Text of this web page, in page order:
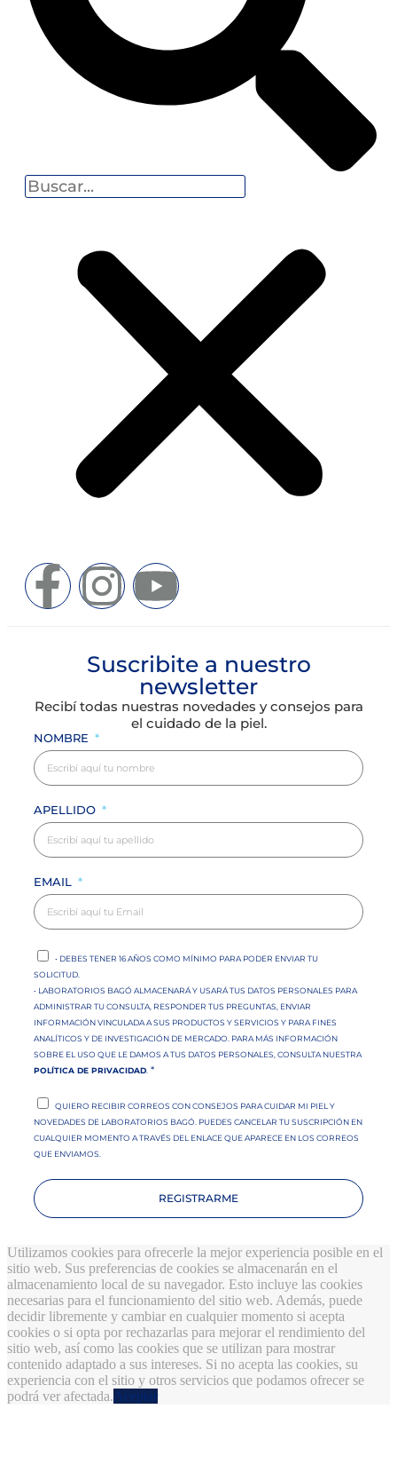
Suscribite a nuestro
newsletter
Recibí todas nuestras novedades y consejos para
el cuidado de la piel.
NOMBRE
APELLIDO
EMAIL
• DEBES TENER 16 AÑOS COMO MÍNIMO PARA PODER ENVIAR TU
SOLICITUD.
• LABORATORIOS BAGÓ ALMACENARÁ Y USARÁ TUS DATOS PERSONALES PARA
ADMINISTRAR TU CONSULTA, RESPONDER TUS PREGUNTAS, ENVIAR
INFORMACIÓN VINCULADA A SUS PRODUCTOS Y SERVICIOS Y PARA FINES
ANALÍTICOS Y DE INVESTIGACIÓN DE MERCADO. PARA MÁS INFORMACIÓN
SOBRE EL USO QUE LE DAMOS A TUS DATOS PERSONALES, CONSULTA NUESTRA
POLÍTICA DE PRIVACIDAD. *
QUIERO RECIBIR CORREOS CON CONSEJOS PARA CUIDAR MI PIEL Y
NOVEDADES DE LABORATORIOS BAGÓ. PUEDES CANCELAR TU SUSCRIPCIÓN EN
CUALQUIER MOMENTO A TRAVÉS DEL ENLACE QUE APARECE EN LOS CORREOS
QUE ENVIAMOS.
REGISTRARME
Utilizamos cookies para ofrecerle la mejor experiencia posible en el
sitio web. Sus preferencias de cookies se almacenarán en el
almacenamiento local de su navegador. Esto incluye las cookies
necesarias para el funcionamiento del sitio web. Además, puede
decidir libremente y cambiar en cualquier momento si acepta
cookies o si opta por rechazarlas para mejorar el rendimiento del
sitio web, así como las cookies que se utilizan para mostrar
contenido adaptado a sus intereses. Si no acepta las cookies, su
experiencia con el sitio y otros servicios que podamos ofrecer se
podrá ver afectada.Aceptar